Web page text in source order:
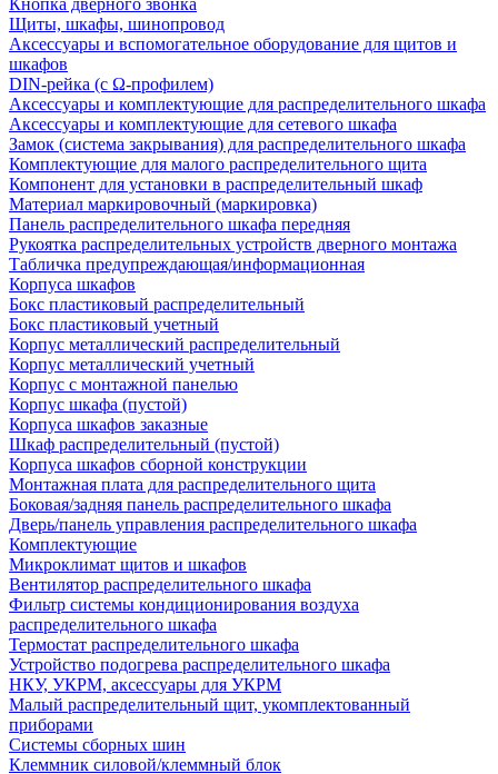
Кнопка дверного звонка
Щиты, шкафы, шинопровод
Аксессуары и вспомогательное оборудование для щитов и
шкафов
DIN-рейка (с Ω-профилем)
Аксессуары и комплектующие для распределительного шкафа
Аксессуары и комплектующие для сетевого шкафа
Замок (система закрывания) для распределительного шкафа
Комплектующие для малого распределительного щита
Компонент для установки в распределительный шкаф
Материал маркировочный (маркировка)
Панель распределительного шкафа передняя
Рукоятка распределительных устройств дверного монтажа
Табличка предупреждающая/информационная
Корпуса шкафов
Бокс пластиковый распределительный
Бокс пластиковый учетный
Корпус металлический распределительный
Корпус металлический учетный
Корпус с монтажной панелью
Корпус шкафа (пустой)
Корпуса шкафов заказные
Шкаф распределительный (пустой)
Корпуса шкафов сборной конструкции
Монтажная плата для распределительного щита
Боковая/задняя панель распределительного шкафа
Дверь/панель управления распределительного шкафа
Комплектующие
Микроклимат щитов и шкафов
Вентилятор распределительного шкафа
Фильтр системы кондиционирования воздуха
распределительного шкафа
Термостат распределительного шкафа
Устройство подогрева распределительного шкафа
НКУ, УКРМ, аксессуары для УКРМ
Малый распределительный щит, укомплектованный
приборами
Системы сборных шин
Клеммник силовой/клеммный блок